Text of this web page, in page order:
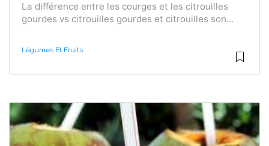
La différence entre les courges et les citrouilles
gourdes vs citrouilles gourdes et citrouilles son...
Légumes Et Fruits